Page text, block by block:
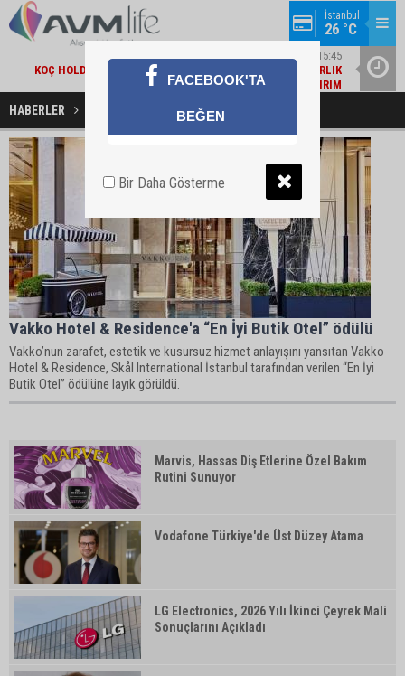
İstanbul
26 °C
EKONOMI / 15:45
KOÇ HOLDING'TEN YILIN İLK 6 AYINDA 1,7 MILYAR DOLARLIK
KOMBINE YATIRIM
HABERLER Vakko Hotel Haberleri
Vakko Hotel & Residence'a “En İyi Butik Otel” ödülü
Vakko’nun zarafet, estetik ve kusursuz hizmet anlayışını yansıtan Vakko
Hotel & Residence, Skål International İstanbul tarafından verilen “En İyi
Butik Otel” ödülüne layık görüldü.
Marvis, Hassas Diş Etlerine Özel Bakım
Rutini Sunuyor
Vodafone Türkiye'de Üst Düzey Atama
LG Electronics, 2026 Yılı İkinci Çeyrek Mali
Sonuçlarını Açıkladı
FACEBOOK'TA
BEĞEN
Bir Daha Gösterme